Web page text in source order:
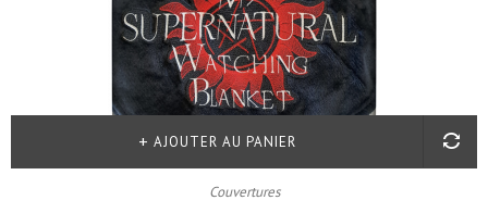
Couvertures
AJOUTER AU PANIER